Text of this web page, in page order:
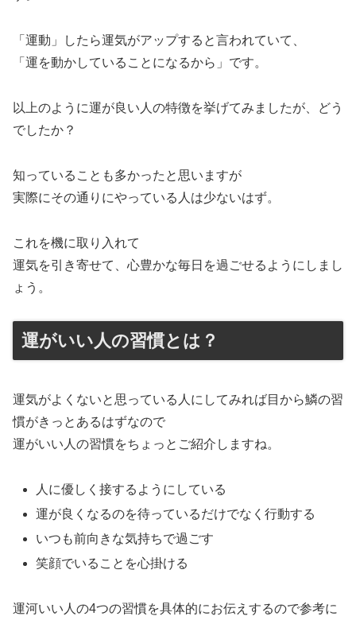
「運動」したら運気がアップすると言われていて、
「運を動かしていることになるから」です。
以上のように運が良い人の特徴を挙げてみましたが、どう
でしたか？
知っていることも多かったと思いますが
実際にその通りにやっている人は少ないはず。
これを機に取り入れて
運気を引き寄せて、心豊かな毎日を過ごせるようにしまし
ょう。
運がいい人の習慣とは？
運気がよくないと思っている人にしてみれば目から鱗の習
慣がきっとあるはずなので
運がいい人の習慣をちょっとご紹介しますね。
人に優しく接するようにしている
運が良くなるのを待っているだけでなく行動する
いつも前向きな気持ちで過ごす
笑顔でいることを心掛ける
運河いい人の4つの習慣を具体的にお伝えするので参考に